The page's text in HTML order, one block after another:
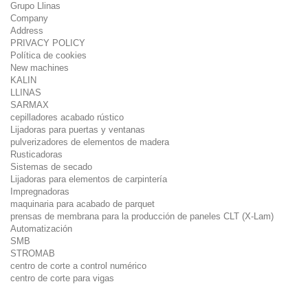
Grupo Llinas
Company
Address
PRIVACY POLICY
Política de cookies
New machines
KALIN
LLINAS
SARMAX
cepilladores acabado rústico
Lijadoras para puertas y ventanas
pulverizadores de elementos de madera
Rusticadoras
Sistemas de secado
Lijadoras para elementos de carpintería
Impregnadoras
maquinaria para acabado de parquet
prensas de membrana para la producción de paneles CLT (X-Lam)
Automatización
SMB
STROMAB
centro de corte a control numérico
centro de corte para vigas